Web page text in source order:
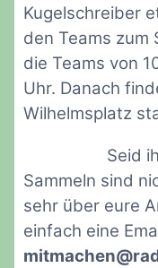
Kugelschreiber
den Teams zum
die Teams von
Uhr. Danach
Wilhelmsplatz
Seid
Sammeln sind
sehr über eure
einfach eine